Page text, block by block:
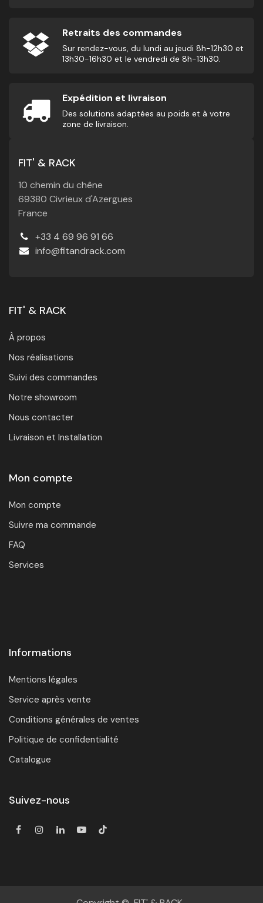
Retraits des commandes
Sur rendez-vous, du lundi au jeudi 8h-12h30 et
13h30-16h30 et le vendredi de 8h-13h30.
Expédition et livraison
Des solutions adaptées au poids et à votre
zone de livraison.
FIT' & RACK
10 chemin du chêne
69380 Civrieux d'Azergues
France
+33 4 69 96 91 66
info@fitandrack.com
FIT' & RACK
À propos
Nos réalisations
Suivi des commandes
Notre showroom
Nous contacter
Livraison et Installation
Mon compte
Mon compte
Suivre ma commande
FAQ
Services
Informations
Mentions légales
Service après vente
Conditions générales de ventes
Politique de confidentialité
Catalogue
Suivez-nous